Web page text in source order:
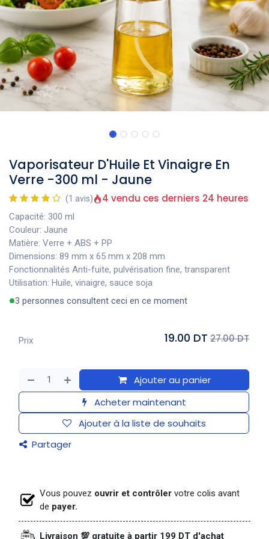
Vaporisateur D'Huile Et Vinaigre En
Verre -300 ml - Jaune
(1 avis) 4 vendu ces derniers 24 heures
Capacité: 300 ml
Couleur: Jaune
Matière: Verre + ABS + PP
Dimensions: 89 mm x 65 mm x 208 mm
Fonctionnalités Anti-fuite, pulvérisation fine, transparent
Utilisation: Huile, vinaigre, sauce soja
3 personnes consultent ceci en ce moment
Ajouter au panier
Acheter maintenant
Ajouter à la liste de souhaits
Partager
Prix 19.00 DT 27.00 DT
Vous pouvez ouvrir et contrôler votre colis avant
de payer.
Livraison 💯 gratuite à partir 199 DT d'achat